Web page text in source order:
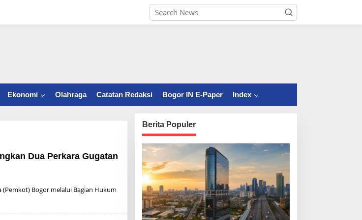
Ekonomi Olahraga Catatan Redaksi Bogor IN E-Paper Index
Dua Perkara Gugatan
(Pemkot) Bogor melalui Bagian Hukum
Berita Populer